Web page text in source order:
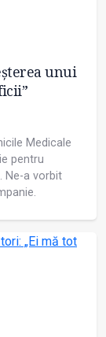
unui
Medicale
pentru
Ne-a vorbit